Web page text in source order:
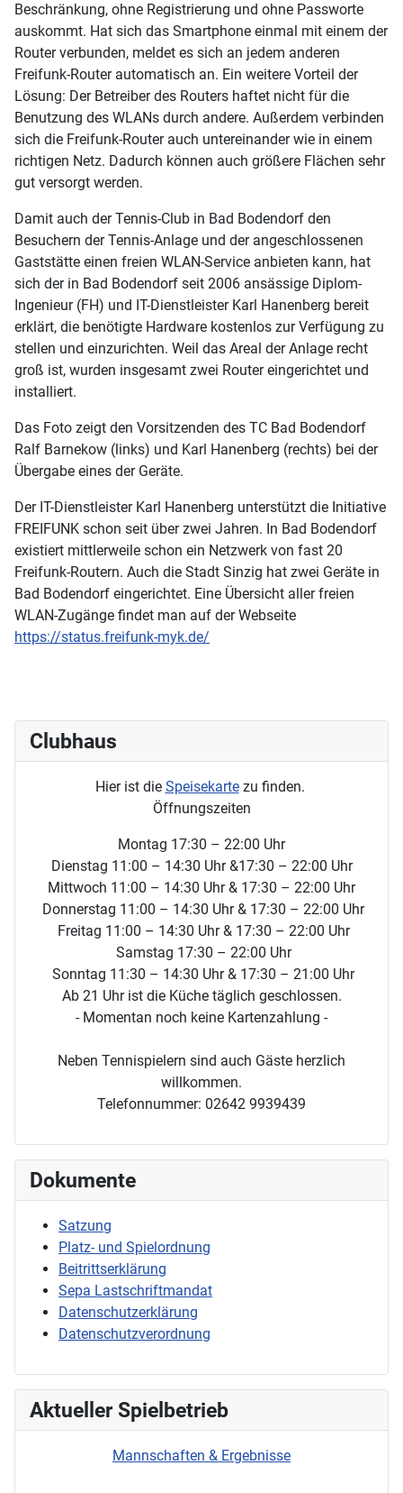
Beschränkung, ohne Registrierung und ohne Passworte
auskommt. Hat sich das Smartphone einmal mit einem der
Router verbunden, meldet es sich an jedem anderen
Freifunk-Router automatisch an. Ein weitere Vorteil der
Lösung: Der Betreiber des Routers haftet nicht für die
Benutzung des WLANs durch andere. Außerdem verbinden
sich die Freifunk-Router auch untereinander wie in einem
richtigen Netz. Dadurch können auch größere Flächen sehr
gut versorgt werden.
Damit auch der Tennis-Club in Bad Bodendorf den
Besuchern der Tennis-Anlage und der angeschlossenen
Gaststätte einen freien WLAN-Service anbieten kann, hat
sich der in Bad Bodendorf seit 2006 ansässige Diplom-
Ingenieur (FH) und IT-Dienstleister Karl Hanenberg bereit
erklärt, die benötigte Hardware kostenlos zur Verfügung zu
stellen und einzurichten. Weil das Areal der Anlage recht
groß ist, wurden insgesamt zwei Router eingerichtet und
installiert.
Das Foto zeigt den Vorsitzenden des TC Bad Bodendorf
Ralf Barnekow (links) und Karl Hanenberg (rechts) bei der
Übergabe eines der Geräte.
Der IT-Dienstleister Karl Hanenberg unterstützt die Initiative
FREIFUNK schon seit über zwei Jahren. In Bad Bodendorf
existiert mittlerweile schon ein Netzwerk von fast 20
Freifunk-Routern. Auch die Stadt Sinzig hat zwei Geräte in
Bad Bodendorf eingerichtet. Eine Übersicht aller freien
WLAN-Zugänge findet man auf der Webseite
https://status.freifunk-myk.de/
Clubhaus
Hier ist die Speisekartezu finden.
Öffnungszeiten
Montag 17:30 – 22:00 Uhr
Dienstag 11:00 – 14:30 Uhr &17:30 – 22:00 Uhr
Mittwoch 11:00 – 14:30 Uhr & 17:30 – 22:00 Uhr
Donnerstag 11:00 – 14:30 Uhr & 17:30 – 22:00 Uhr
Freitag 11:00 – 14:30 Uhr & 17:30 – 22:00 Uhr
Samstag 17:30 – 22:00 Uhr
Sonntag 11:30 – 14:30 Uhr & 17:30 – 21:00 Uhr
Ab 21 Uhr ist die Küche täglich geschlossen.
- Momentan noch keine Kartenzahlung -
Neben Tennispielern sind auch Gäste herzlich
willkommen.
Telefonnummer: 02642 9939439
Dokumente
Satzung
Platz- und Spielordnung
Beitrittserklärung
Sepa Lastschriftmandat
Datenschutzerklärung
Datenschutzverordnung
Aktueller Spielbetrieb
Mannschaften & Ergebnisse